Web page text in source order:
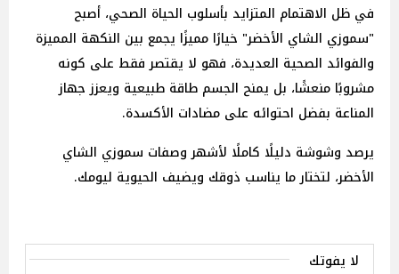
في ظل الاهتمام المتزايد بأسلوب الحياة الصحي، أصبح
"سموزي الشاي الأخضر" خيارًا مميزًا يجمع بين النكهة المميزة
والفوائد الصحية العديدة، فهو لا يقتصر فقط على كونه
مشروبًا منعشًا، بل يمنح الجسم طاقة طبيعية ويعزز جهاز
المناعة بفضل احتوائه على مضادات الأكسدة.
يرصد وشوشة دليلًا كاملًا لأشهر وصفات سموزي الشاي
الأخضر، لتختار ما يناسب ذوقك ويضيف الحيوية ليومك.
لا يفوتك